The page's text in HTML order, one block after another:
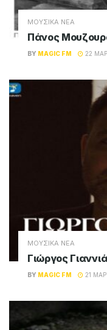
ΜΟΥΣΙΚΑ ΝΕΑ
Πάνος
BY MAGIC FM 22
ΜΟΥΣΙΚΑ ΝΕΑ
Γιώργος
BY MAGIC FM 21